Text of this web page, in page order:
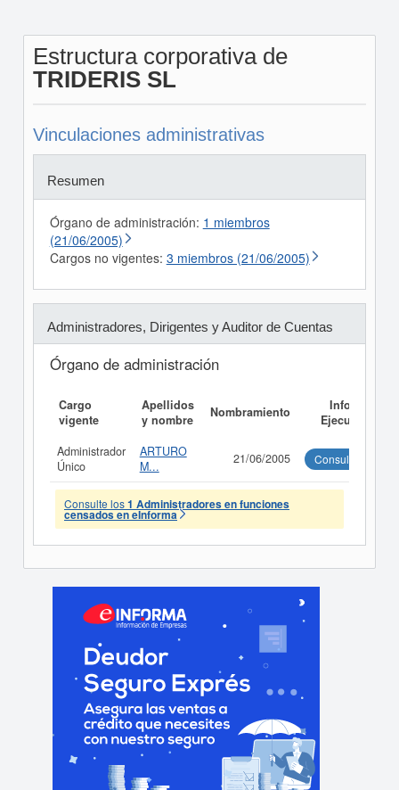
Estructura corporativa de
TRIDERIS SL
Vinculaciones administrativas
Resumen
Órgano de administración: 1 miembros
(21/06/2005)
Cargos no vigentes: 3 miembros (21/06/2005)
Administradores, Dirigentes y Auditor de Cuentas
Órgano de administración
Cargo
vigente
Apellidos
y nombre
Nombramiento
Informe
Ejecutivo
Administrador
Único
ARTURO
M...
21/06/2005 Consultar
Consulte los1 Administradores en funciones
censados en eInforma